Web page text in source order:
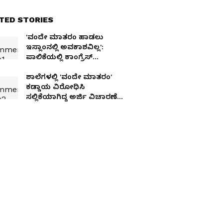
STORIES
'ವಂದೇ ಮಾತರಂ ಹಾಡಲು
ಇಸ್ಲಾಂನಲ್ಲಿ ಅವಕಾಶವಿಲ್ಲ':
ಪಾಲಿಕೆಯಲ್ಲಿ ಕಾಂಗ್ರೆಸ್
ಶಾಲೆಗಳಲ್ಲಿ 'ವಂದೇ ಮಾತರಂ'
ಕಡ್ಡಾಯ ವಿರೋಧಿಸಿ
ಸಲ್ಲಿಕೆಯಾಗಿದ್ದ ಅರ್ಜಿ ವಿಚಾರಣೆ